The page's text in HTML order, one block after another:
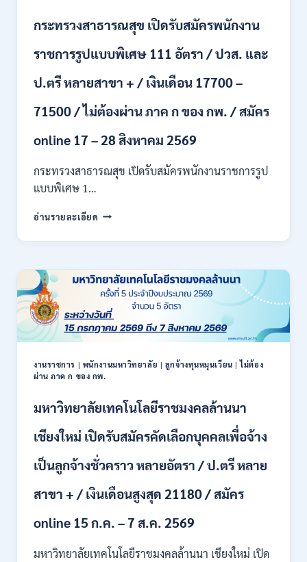
กระทรวงสาธารณสุข เปิดรับสมัครพนักงาน
ราชการรูปแบบพิเศษ 111 อัตรา / ปวส. และ
ป.ตรี หลายสาขา + / เงินเดือน 17700 –
71500 / ไม่ต้องผ่าน ภาค ก ของ กพ. / สมัคร
online 17 – 28 สิงหาคม 2569
กระทรวงสาธารณสุข เปิดรับสมัครพนักงานราชการรูป
แบบพิเศษ 1…
อ่านรายละเอียด กระทรวง
เปิด
สมัคร
พนักงาน
ราชการ
รูป
แบบ
พิเศษ
อัตรา
/
และ
หลาย
+
/
เงิน
เดือน
–
/
งานราชการ | พนักงานมหาวิทยาลัย | ลูกจ้างทุนหมุนเวียน |ไม่ต้อง
ผ่าน ภาค ก ของ กพ.
มหาวิทยาลัยเทคโนโลยีราชมงคลล้านนา
เชียงใหม่ เปิดรับสมัครคัดเลือกบุคคลเพื่อจ้าง
เป็นลูกจ้างชั่วคราว หลายอัตรา / ป.ตรี หลาย
สาขา + / เงินเดือนสูงสุด 21180 / สมัคร
online 15 ก.ค. – 7 ส.ค. 2569
มหาวิทยาลัยเทคโนโลยีราชมงคลล้านนา เชียงใหม่ เปิด